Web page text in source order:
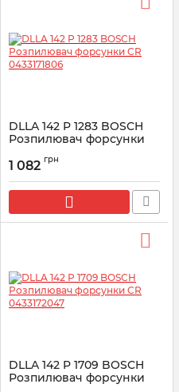
DLLA 142 P 1283 BOSCH
Розпилювач форсунки
Артикул:
1 082 грн
DLLA 142 P 1709 BOSCH
Розпилювач форсунки